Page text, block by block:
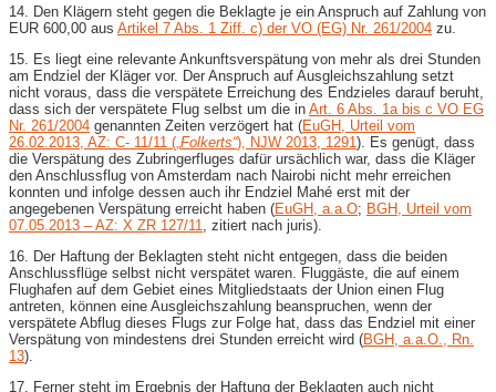
14. Den Klägern steht gegen die Beklagte je ein Anspruch auf Zahlung von
EUR 600,00 aus Artikel 7 Abs. 1 Ziff. c) der VO (EG) Nr. 261/2004 zu.
15. Es liegt eine relevante Ankunftsverspätung von mehr als drei Stunden
am Endziel der Kläger vor. Der Anspruch auf Ausgleichszahlung setzt
nicht voraus, dass die verspätete Erreichung des Endzieles darauf beruht,
dass sich der verspätete Flug selbst um die in Art. 6 Abs. 1a bis c VO EG
Nr. 261/2004 genannten Zeiten verzögert hat (EuGH, Urteil vom
26.02.2013, AZ: C- 11/11 („ Folkerts“), NJW 2013, 1291). Es genügt, dass
die Verspätung des Zubringerfluges dafür ursächlich war, dass die Kläger
den Anschlussflug von Amsterdam nach Nairobi nicht mehr erreichen
konnten und infolge dessen auch ihr Endziel Mahé erst mit der
angegebenen Verspätung erreicht haben (EuGH, a.a.O; BGH, Urteil vom
07.05.2013 – AZ: X ZR 127/11
, zitiert nach juris).
16. Der Haftung der Beklagten steht nicht entgegen, dass die beiden
Anschlussflüge selbst nicht verspätet waren. Fluggäste, die auf einem
Flughafen auf dem Gebiet eines Mitgliedstaats der Union einen Flug
antreten, können eine Ausgleichszahlung beanspruchen, wenn der
verspätete Abflug dieses Flugs zur Folge hat, dass das Endziel mit einer
Verspätung von mindestens drei Stunden erreicht wird (BGH, a.a.O., Rn.
13).
17. Ferner steht im Ergebnis der Haftung der Beklagten auch nicht